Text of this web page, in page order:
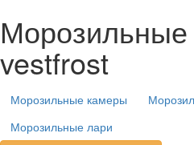
Морозильные
vestfrost
Морозильные камеры
Морозильные лари